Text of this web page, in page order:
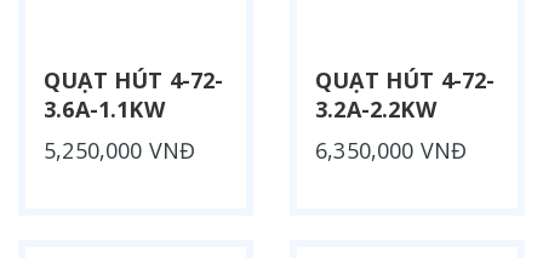
QUẠT HÚT 4-72-
3.6A-1.1KW
5,250,000 VNĐ
QUẠT HÚT 4-72-
3.2A-2.2KW
6,350,000 VNĐ